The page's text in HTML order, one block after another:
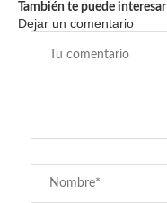
También te puede interesar
Dejar un comentario